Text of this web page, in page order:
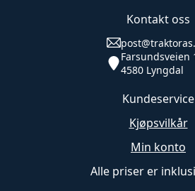
Kontakt oss
Farsundsveien
4580 Lyngdal
Kundeservice
Kjøpsvilkår
Min konto
Alle priser er